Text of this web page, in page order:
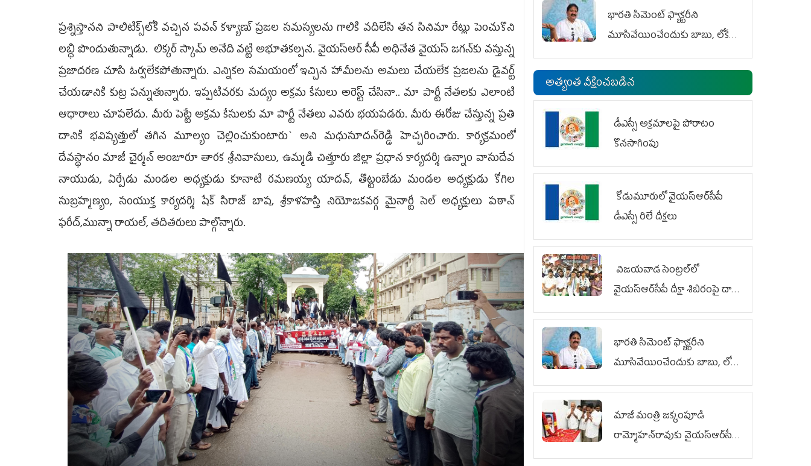
ప్రశ్నిస్తానని పాలిటిక్స్‌లోకి వచ్చిన పవన్ కళ్యాణ్ ప్రజల స‌మ‌స్య‌ల‌ను గాలికి వదిలేసి తన సినిమా రేట్లు పెంచుకొని
ల‌బ్ధి పొందుతున్నాడు. లిక్కర్ స్కామ్ అనేది వట్టి అభూతకల్పన. వైయస్ఆర్ సీపీ అధినేత వైయ‌స్ జ‌గ‌న్‌కు వస్తున్న
ప్ర‌జాద‌ర‌ణ‌ చూసి ఓర్వలేకపోతున్నారు. ఎన్నిక‌ల స‌మ‌యంలో ఇచ్చిన హామీలను అమలు చేయలేక ప్ర‌జ‌ల‌ను డైవర్ట్
చేయడానికి కుట్ర పన్నుతున్నారు. ఇప్పటివరకు మద్యం అక్రమ కేసులు అరెస్ట్ చేసినా.. మా పార్టీ నేతలకు ఎలాంటి
ఆధారాలు చూపలేదు. మీరు పెట్టే అక్రమ కేసులకు మా పార్టీ నేతలు ఎవరు భయపడరు. మీరు ఈరోజు చేస్తున్న ప్రతి
దానికి భవిష్యత్తులో తగిన మూల్యం చెల్లించుకుంటారు` అని మ‌ధుసూద‌న్‌రెడ్డి హెచ్చ‌రించారు. కార్య‌క్ర‌మంలో
దేవస్థానం మాజీ చైర్మన్ అంజూరూ తారక శ్రీనివాసులు, ఉమ్మడి చిత్తూరు జిల్లా ప్రధాన కార్యదర్శి ఉన్నాం వాసుదేవ
నాయుడు, ఏర్పేడు మండల అధ్యక్షుడు కూనాటి రమణయ్య యాదవ్, తొట్టంబేడు మండల అధ్యక్షుడు కోగిల
సుబ్రహ్మణ్యం, సంయుక్త కార్యదర్శి షేక్ సిరాజ్ బాష, శ్రీకాళహస్తి నియోజకవర్గ మైనార్టీ సెల్ అధ్యక్షులు పఠాన్
ఫరీద్,మున్నా రాయల్, త‌దిత‌రులు పాల్గొన్నారు.
భారతి సిమెంట్ ఫ్యాక్టరీని
మూసివేయించేందుకు బాబు, లోకేశ్
కుట్ర
అత్యంత వీక్షించబడిన
డీఎస్సీ అక్రమాలపై పోరాటం
కొనసాగింపు
కోడుమూరులో వైయ‌స్ఆర్‌సీపీ
డీఎస్సీ రిలే దీక్షలు
విజయవాడ సెంట్రల్‌లో
వైయ‌స్ఆర్‌సీపీ దీక్షా శిబిరంపై దాడి
దుర్మార్గం
భారతి సిమెంట్ ఫ్యాక్టరీని
మూసివేయించేందుకు బాబు, లోకేశ్
కుట్ర
మాజీ మంత్రి జక్కంపూడి
రామ్మోహన్‌రావుకు వైయ‌స్ఆర్‌సీపీ
ఘన నివాళి